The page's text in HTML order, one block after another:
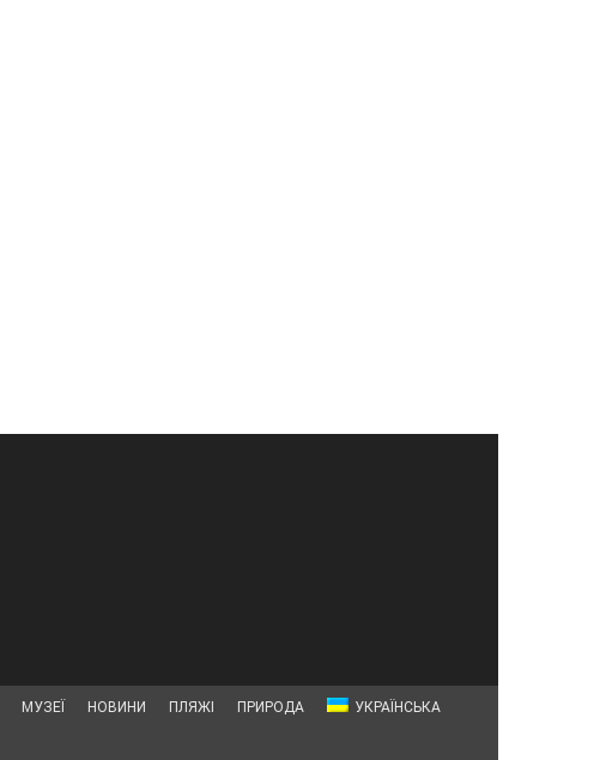
МУЗЕЇ НОВИНИ ПЛЯЖІ ПРИРОДА УКРАЇНСЬКА